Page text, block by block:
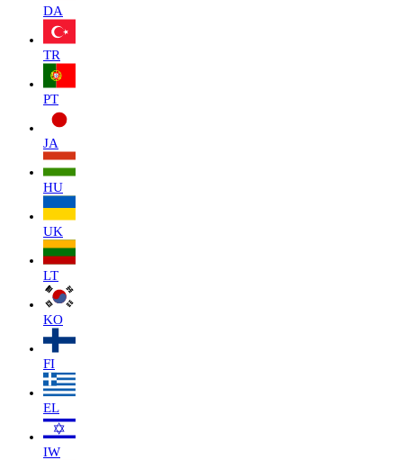
DA
TR
PT
JA
HU
UK
LT
KO
FI
EL
IW